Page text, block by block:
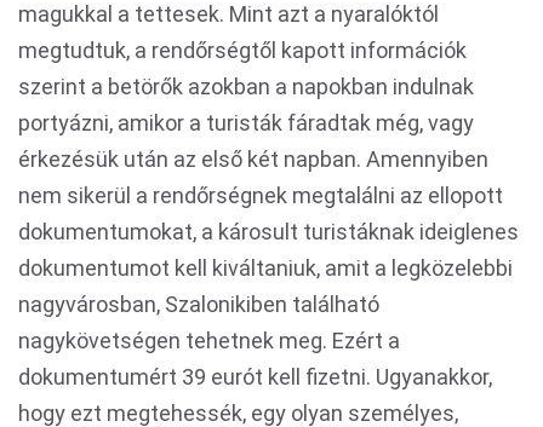
magukkal a tettesek. Mint azt a nyaralóktól
megtudtuk, a rendőrségtől kapott információk
szerint a betörők azokban a napokban indulnak
portyázni, amikor a turisták fáradtak még, vagy
érkezésük után az első két napban. Amennyiben
nem sikerül a rendőrségnek megtalálni az ellopott
dokumentumokat, a károsult turistáknak ideiglenes
dokumentumot kell kiváltaniuk, amit a legközelebbi
nagyvárosban, Szalonikiben található
nagykövetségen tehetnek meg. Ezért a
dokumentumért 39 eurót kell fizetni. Ugyanakkor,
hogy ezt megtehessék, egy olyan személyes,